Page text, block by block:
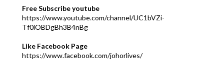
Free Subscribe youtube
https://www.youtube.com/channel/UC1bVZi-
Tf0iOBDgBh3B4nBg
Like Facebook Page
https://www.facebook.com/johorlives/